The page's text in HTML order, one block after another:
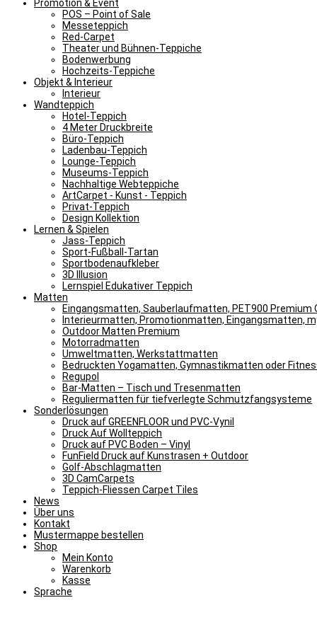
Promotion & Event
POS – Point of Sale
Messeteppich
Red-Carpet
Theater und Bühnen-Teppiche
Bodenwerbung
Hochzeits-Teppiche
Objekt & Interieur
Interieur
Wandteppich
Hotel-Teppich
4 Meter Druckbreite
Büro-Teppich
Ladenbau-Teppich
Lounge-Teppich
Museums-Teppich
Nachhaltige Webteppiche
ArtCarpet - Kunst - Teppich
Privat-Teppich
Design Kollektion
Lernen & Spielen
Jass-Teppich
Sport-Fußball-Tartan
Sportbodenaufkleber
3D Illusion
Lernspiel Edukativer Teppich
Matten
Eingangsmatten, Sauberlaufmatten, PET900 Premium
Interieurmatten, Promotionmatten, Eingangsmatten,
Outdoor Matten Premium
Motorradmatten
Umweltmatten, Werkstattmatten
Bedruckten Yogamatten, Gymnastikmatten oder
Regupol
Bar-Matten – Tisch und Tresenmatten
Reguliermatten für tiefverlegte Schmutzfangsysteme
Sonderlösungen
Druck auf GREENFLOOR und PVC-Vynil
Druck Auf Wollteppich
Druck auf PVC Boden – Vinyl
FunField Druck auf Kunstrasen + Outdoor
Golf-Abschlagmatten
3D CamCarpets
Teppich-Fliessen Carpet Tiles
News
Über uns
Kontakt
Mustermappe bestellen
Shop
Mein Konto
Warenkorb
Kasse
Sprache